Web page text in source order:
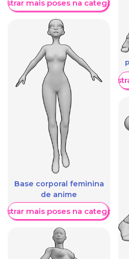
mais poses na categoria
Base corporal feminina
de anime
mais poses na categoria